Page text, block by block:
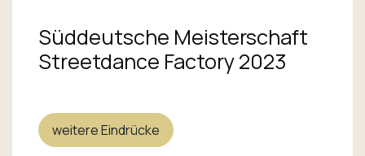
Süddeutsche Meisterschaft
Streetdance Factory 2023
weitere Eindrücke